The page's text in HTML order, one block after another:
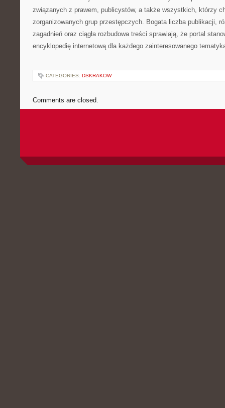
związanych z prawem, publicystów, a także wszystkich, którzy
zorganizowanych grup przestępczych. Bogata liczba publikacji,
zagadnień oraz ciągła rozbudowa treści sprawiają, że portal
encyklopedię internetową dla każdego zainteresowanego
CATEGORIES: DSKRAKOW
Comments are closed.